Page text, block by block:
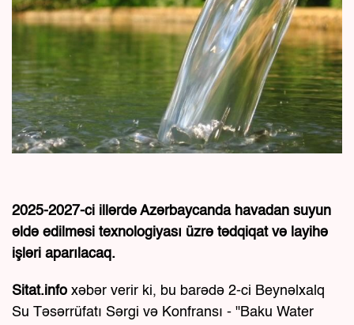
2025-2027-ci illərdə Azərbaycanda havadan suyun
əldə edilməsi texnologiyası üzrə tədqiqat və layihə
işləri aparılacaq.
Sitat.info xəbər verir ki, bu barədə 2-ci Beynəlxalq
Su Təsərrüfatı Sərgi və Konfransı - "Baku Water